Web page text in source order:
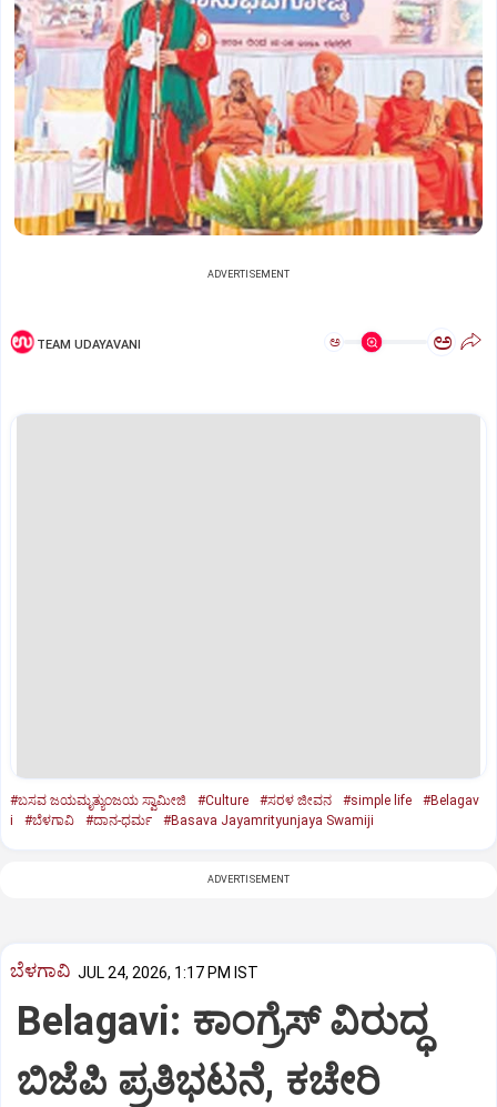
ADVERTISEMENT
TEAM UDAYAVANI ಅ ಅ
#ಬಸವ ಜಯಮೃತ್ಯುಂಜಯ ಸ್ವಾಮೀಜಿ #Culture #ಸರಳ ಜೀವನ #simple life
#Belagav
i
#ಬೆಳಗಾವಿ #ದಾನ-ಧರ್ಮ #Basava Jayamrityunjaya Swamiji
ADVERTISEMENT
ಬೆಳಗಾವಿ JUL 24, 2026, 1:17 PM IST
Belagavi: ಕಾಂಗ್ರೆಸ್‌ ವಿರುದ್ಧ
ಬಿಜೆಪಿ ಪ್ರತಿಭಟನೆ, ಕಚೇರಿ